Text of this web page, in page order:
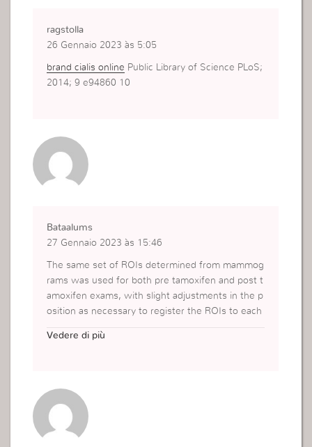
ragstolla
26 Gennaio 2023 às 5:05
brand cialis online Public Library of Science PLoS;
2014; 9 e94860 10
Bataalums
27 Gennaio 2023 às 15:46
The same set of ROIs determined from mammog
rams was used for both pre tamoxifen and post t
amoxifen exams, with slight adjustments in the p
osition as necessary to register the ROIs to each
Vedere di più